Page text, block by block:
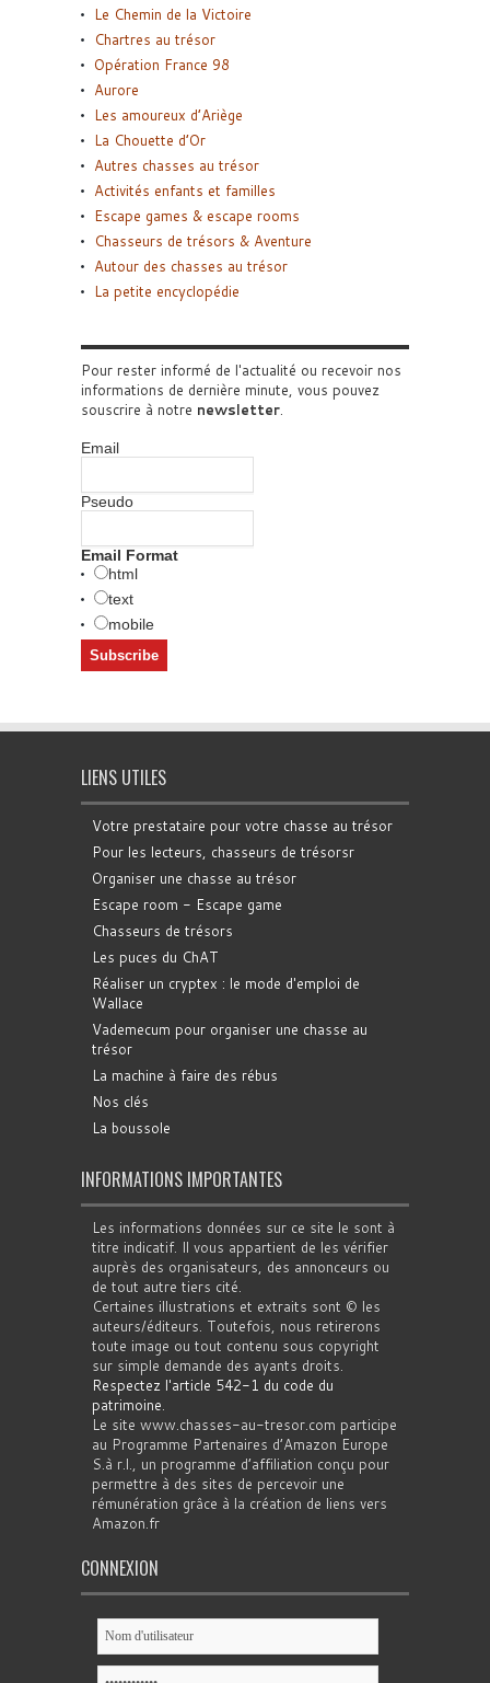
Le Chemin de la Victoire
Chartres au trésor
Opération France 98
Aurore
Les amoureux d’Ariège
La Chouette d’Or
Autres chasses au trésor
Activités enfants et familles
Escape games & escape rooms
Chasseurs de trésors & Aventure
Autour des chasses au trésor
La petite encyclopédie
Pour rester informé de l'actualité ou recevoir nos
informations de dernière minute, vous pouvez
souscrire à notre newsletter.
Email
Pseudo
Email Format
html
text
mobile
LIENS UTILES
Votre prestataire pour votre chasse au trésor
Pour les lecteurs, chasseurs de trésorsr
Organiser une chasse au trésor
Escape room - Escape game
Chasseurs de trésors
Les puces du ChAT
Réaliser un cryptex : le mode d'emploi de
Wallace
Vademecum pour organiser une chasse au
trésor
La machine à faire des rébus
Nos clés
La boussole
INFORMATIONS IMPORTANTES
Les informations données sur ce site le sont à
titre indicatif. Il vous appartient de les vérifier
auprès des organisateurs, des annonceurs ou
de tout autre tiers cité.
Certaines illustrations et extraits sont © les
auteurs/éditeurs. Toutefois, nous retirerons
toute image ou tout contenu sous copyright
sur simple demande des ayants droits.
Respectez l'article 542-1 du code du
patrimoine.
Le site www.chasses-au-tresor.com participe
au Programme Partenaires d’Amazon Europe
S.à r.l., un programme d’affiliation conçu pour
permettre à des sites de percevoir une
rémunération grâce à la création de liens vers
Amazon.fr
CONNEXION